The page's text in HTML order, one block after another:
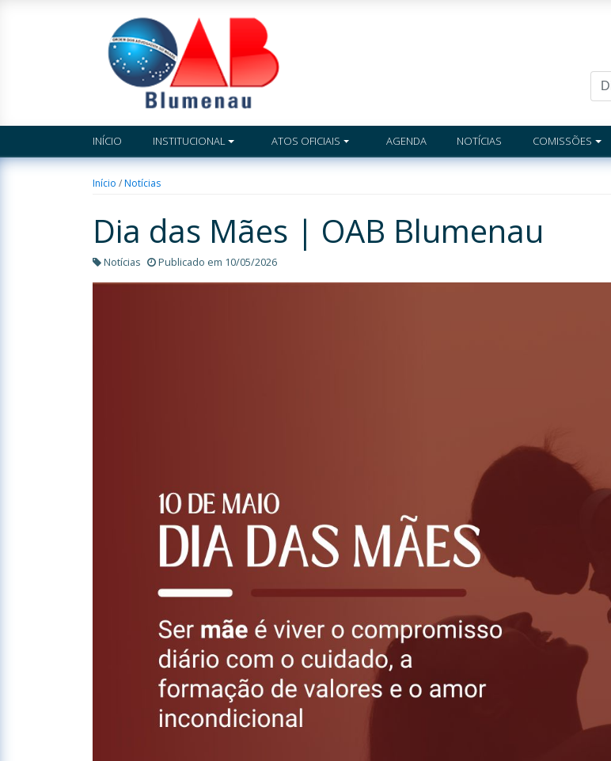
INÍCIO INSTITUCIONAL ATOS OFICIAIS AGENDA NOTÍCIAS COMISSÕES
Início /Notícias
Dia das Mães | OAB Blumenau
Notícias Publicado em 10/05/2026